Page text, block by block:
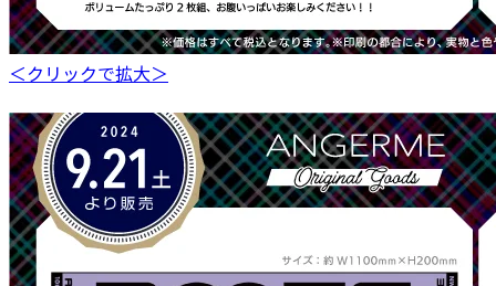
＜クリックで拡大＞